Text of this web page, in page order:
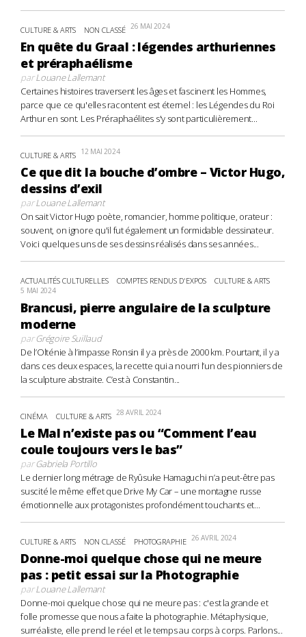
CULTURE & ARTS NON CLASSÉ 26 MAI 2024
En quête du Graal : légendes arthuriennes
et préraphaélisme
parLouane Lallemant
Certaines histoires traversent les âges et fascinent les Hommes,
parce que ce qu'elles racontent est éternel : les Légendes du Roi
Arthur en sont. Les Préraphaélites s'y sont particulièrement...
CULTURE & ARTS 12 MAI 2024
Ce que dit la bouche d’ombre – Victor Hugo,
dessins d’exil
parLouane Lallemant
On sait Victor Hugo poète, romancier, homme politique, orateur :
souvent, on ignore qu'il fut également un formidable dessinateur.
Voici quelques uns de ses dessins réalisés dans ses années...
ACTUALITÉS CULTURELLES COMPTES RENDUS D'EXPOS CULTURE & ARTS
5 MAI 2024
Brancusi, pierre angulaire de la sculpture
moderne
parGrégoire Suillaud
De l’Olténie à l’impasse Ronsin il y a près de 2000 km. Pourtant, il y a
dans ces deux espaces, la recette qui a nourri l’un des pionniers de
la sculpture abstraite. C’est à Constantin...
CINÉMA CULTURE & ARTS 28 AVRIL 2024
Le Mal n’existe pas ou “Comment l’eau
coule toujours vers le bas”
parGabriela Portillo
Le dernier long métrage de Ryûsuke Hamaguchi n’a peut-être pas
suscité le même effet que Drive My Car – une montagne russe
émotionnelle aux protagonistes profondément touchants et...
CULTURE & ARTS NON CLASSÉ PHOTOGRAPHIE 26 AVRIL 2024
Donne-moi quelque chose qui ne meure
pas : petit essai sur la Photographie
parLouane Lallemant
Donne-moi quelque chose qui ne meure pas : c'est la grande et
folle promesse que nous a faite la photographie. Métaphysique,
surréaliste, elle prend le réel et le temps au corps à corps. Parlons...